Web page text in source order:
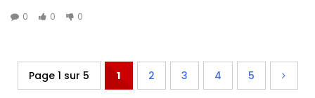
0 0 0
Page 1 sur 5 1 2 3 4 5